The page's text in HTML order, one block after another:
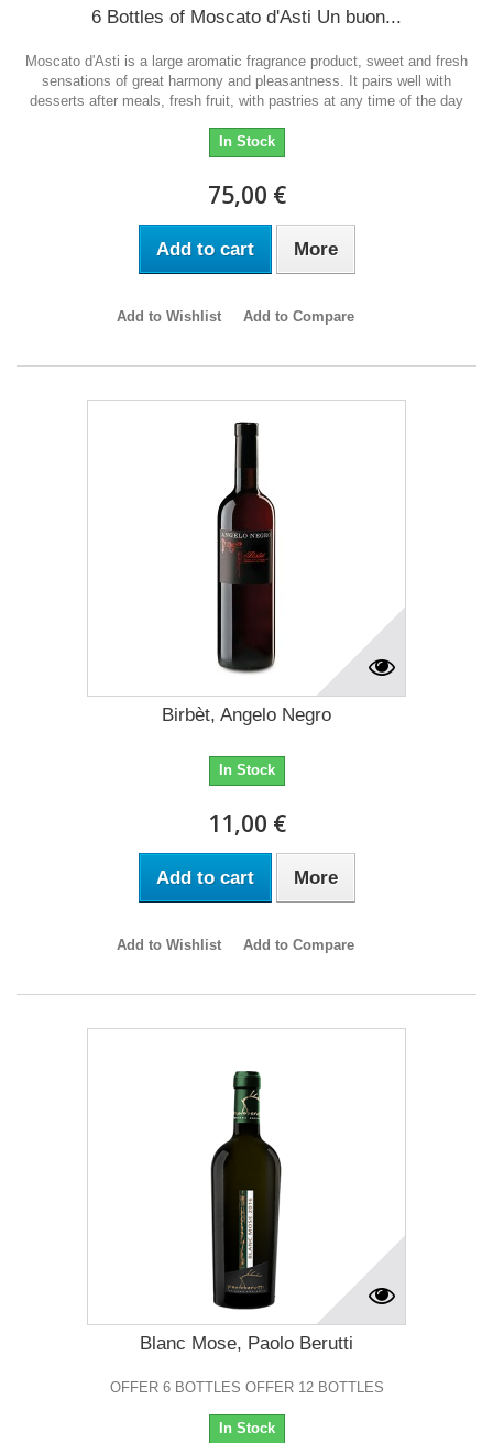
6 Bottles of Moscato d'Asti Un buon...
Moscato d'Asti is a large aromatic fragrance product, sweet and fresh
sensations of great harmony and pleasantness. It pairs well with
desserts after meals, fresh fruit, with pastries at any time of the day
In Stock
75,00 €
Add to cart More
Add to Wishlist Add to Compare
Birbèt, Angelo Negro
In Stock
11,00 €
Add to cart More
Add to Wishlist Add to Compare
Blanc Mose, Paolo Berutti
OFFER 6 BOTTLES OFFER 12 BOTTLES
In Stock